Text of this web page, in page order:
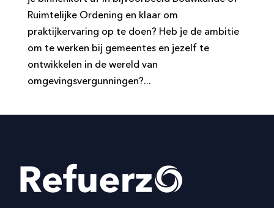
Ruimtelijke Ordening en klaar om
praktijkervaring op te doen? Heb je de ambitie
om te werken bij gemeentes en jezelf te
ontwikkelen in de wereld van
omgevingsvergunningen?...